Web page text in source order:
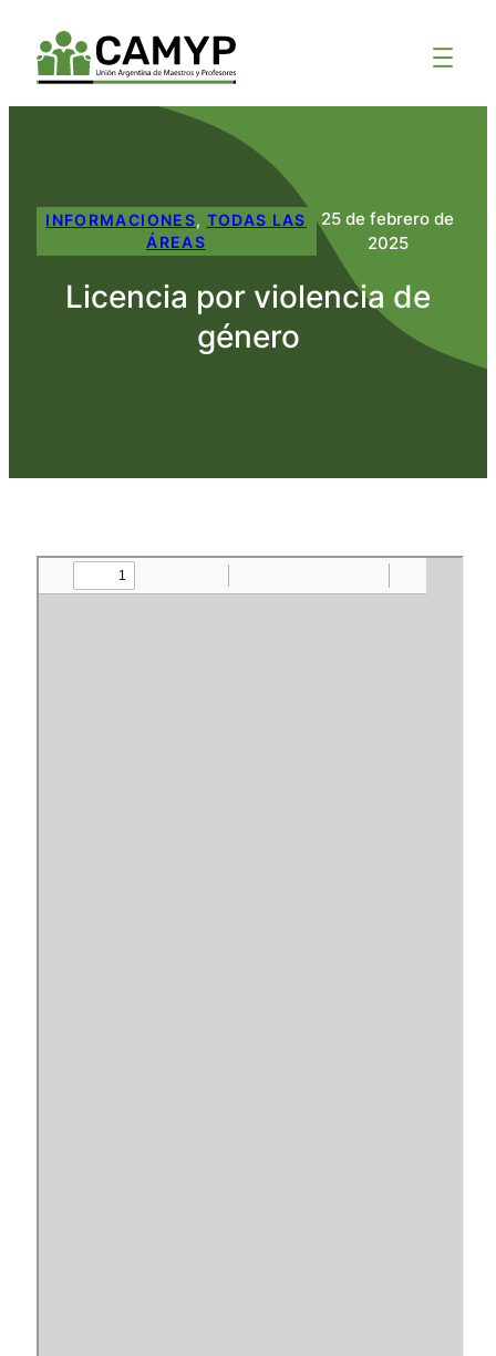
INFORMACIONES, TODAS LAS
ÁREAS
25 de febrero de
2025
Licencia por violencia de
género